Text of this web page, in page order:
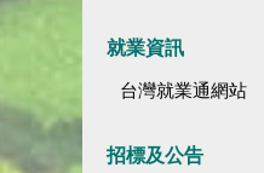
就業資訊
台灣就業通網站
招標及公告